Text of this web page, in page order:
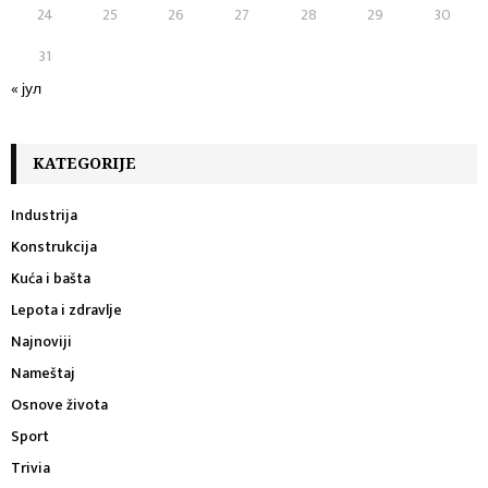
24
25 26 27 28 29
30
31
« јул
KATEGORIJE
Industrija
Konstrukcija
Kuća i bašta
Lepota i zdravlje
Najnoviji
Nameštaj
Osnove života
Sport ​
Trivia